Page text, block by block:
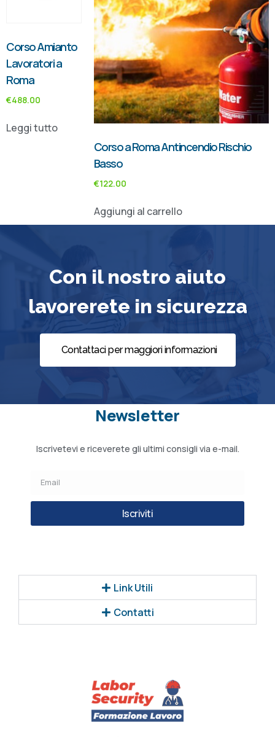
Corso Amianto
Lavoratori a
Roma
€488.00
Leggi tutto
Corso a Roma Antincendio Rischio
Basso
€122.00
Aggiungi al carrello
Con il nostro aiuto
lavorerete in sicurezza
Contattaci per maggiori informazioni
Newsletter
Iscrivetevi e riceverete gli ultimi consigli via e-mail.
Iscriviti
Link Utili
Contatti